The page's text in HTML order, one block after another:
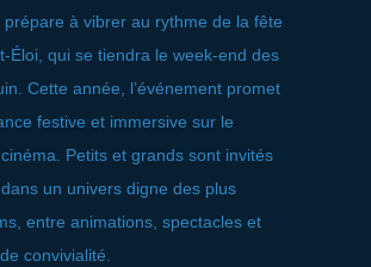
prépare à vibrer au rythme de la fête
Éloi, qui se tiendra le week-end des
Cette année, l’événement promet
festive et immersive sur le
Petits et grands sont invités
un univers digne des plus
entre animations, spectacles et
convivialité.